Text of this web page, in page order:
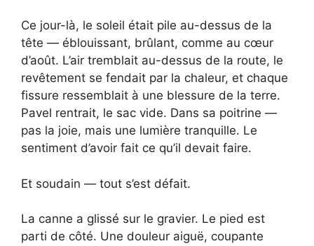
Ce jour-là, le soleil était pile au-dessus de la
tête — éblouissant, brûlant, comme au cœur
d’août. L’air tremblait au-dessus de la route, le
revêtement se fendait par la chaleur, et chaque
fissure ressemblait à une blessure de la terre.
Pavel rentrait, le sac vide. Dans sa poitrine —
pas la joie, mais une lumière tranquille. Le
sentiment d’avoir fait ce qu’il devait faire.
Et soudain — tout s’est défait.
La canne a glissé sur le gravier. Le pied est
parti de côté. Une douleur aiguë, coupante